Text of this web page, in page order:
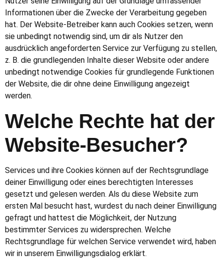
Informationen über die Zwecke der Verarbeitung gegeben
hat. Der Website-Betreiber kann auch Cookies setzen, wenn
sie unbedingt notwendig sind, um dir als Nutzer den
ausdrücklich angeforderten Service zur Verfügung zu stellen,
z. B. die grundlegenden Inhalte dieser Website oder andere
unbedingt notwendige Cookies für grundlegende Funktionen
der Website, die dir ohne deine Einwilligung angezeigt
werden.
Welche Rechte hat der
Website-Besucher?
Services und ihre Cookies können auf der Rechtsgrundlage
deiner Einwilligung oder eines berechtigten Interesses
gesetzt und gelesen werden. Als du diese Website zum
ersten Mal besucht hast, wurdest du nach deiner Einwilligung
gefragt und hattest die Möglichkeit, der Nutzung
bestimmter Services zu widersprechen. Welche
Rechtsgrundlage für welchen Service verwendet wird, haben
wir in unserem Einwilligungsdialog erklärt.